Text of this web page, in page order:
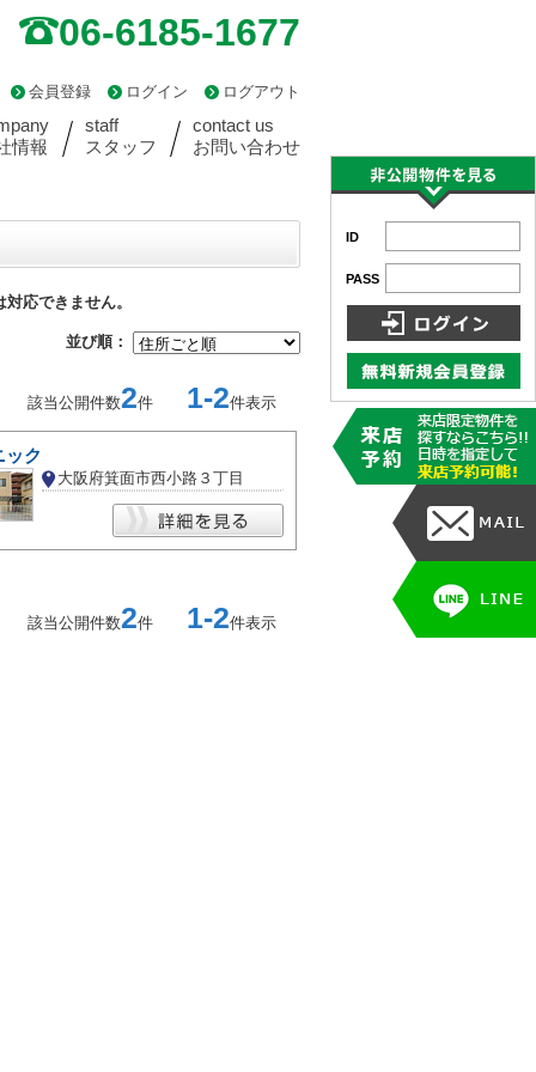
06-6185-1677
ログアウト
ログイン
会員登録
情報
staff
スタッフ
contact us
お問い合わせ
応できません。
並び順：
該当公開件数2件 1-2件表示
ック
大阪府箕面市西小路３丁目
該当公開件数2件 1-2件表示
ID
PASS